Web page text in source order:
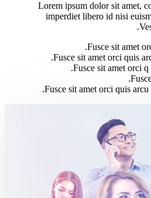
Lorem ipsum dolor sit amet,
imperdiet libero id nisi
Fusce sit amet
Fusce sit amet orci quis
Fusce sit amet orci
Fusce sit amet orci quis